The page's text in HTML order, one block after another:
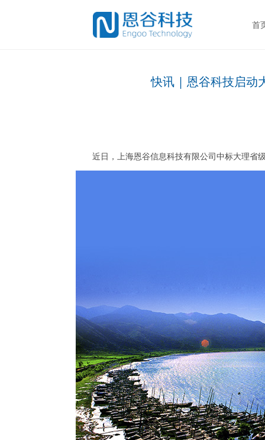
首
快讯 | 恩谷科技启动
近日，上海恩谷信息科技有限公司中标大理省